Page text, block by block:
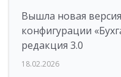
Вышла новая
конфигурации
редакция 3.0
18.02.2026